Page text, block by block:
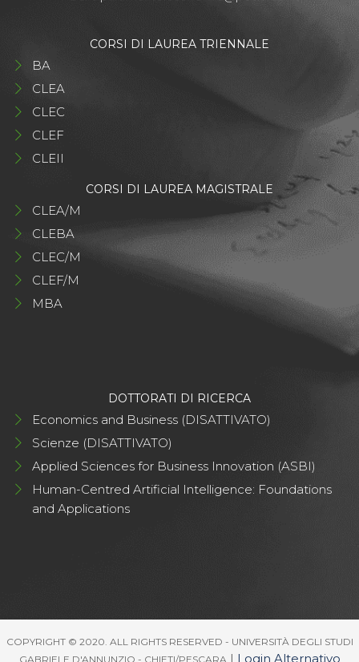
CORSI DI LAUREA TRIENNALE
BA
CLEA
CLEC
CLEF
CLEII
CORSI DI LAUREA MAGISTRALE
CLEA/M
CLEBA
CLEC/M
CLEF/M
MBA
DOTTORATI DI RICERCA
Economics and Business (DISATTIVATO)
Scienze (DISATTIVATO)
Applied Sciences for Business Innovation (ASBI)
Human-Centred Artificial Intelligence: Foundations
and Applications
COPYRIGHT © 2020. ALL RIGHTS RESERVED - UNIVERSITÀ DEGLI STUDI
GABRIELE D'ANNUNZIO - CHIETI/PESCARA | Login Alternativo